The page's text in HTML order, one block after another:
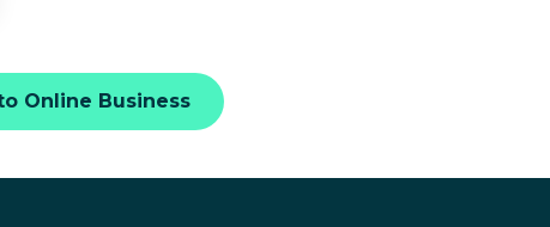
Online Business